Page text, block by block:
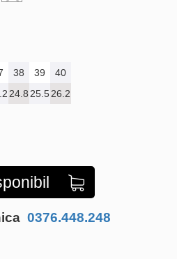
38 39
40
24.8 25.526.2
0376.448.248